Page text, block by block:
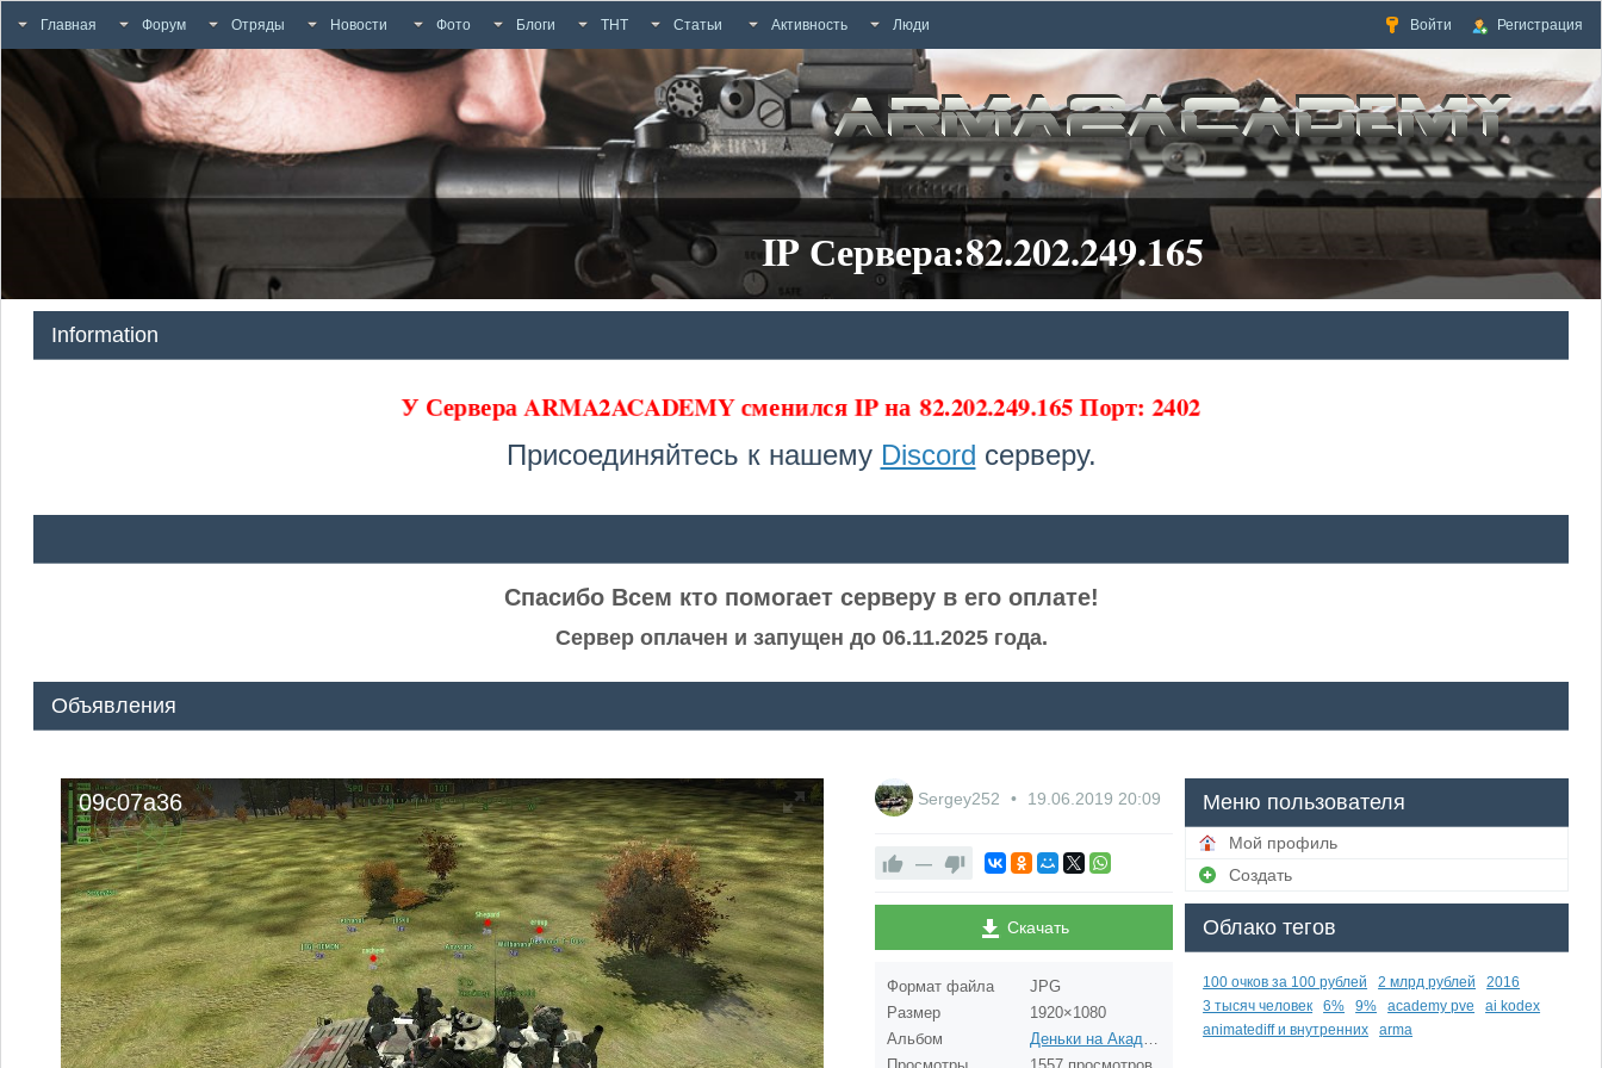
Главная Форум Отряды Новости Фото Блоги ТНТ Статьи Активность Люди Войти Регистрация
IP Сервера:82.202.249.165
Information
У Сервера ARMA2ACADEMY сменился IP на 82.202.249.165 Порт: 2402
Присоединяйтесь к нашему Discord серверу.
Спасибо Всем кто помогает серверу в его оплате!
Сервер оплачен и запущен до 06.11.2025 года.
Объявления
09c07a36 Sergey252 19.06.2019 20:09
—
Скачать
Формат файла
JPG
Размер
1920×1080
Альбом
Деньки на Академии
Меню пользователя
Мой профиль
Создать
Облако тегов
100 очков за 100 рублей 2 млрд рублей
2016
3 тысяч человек
6% 9% academy pve
ai kodex
animatediff и внутренних
arma